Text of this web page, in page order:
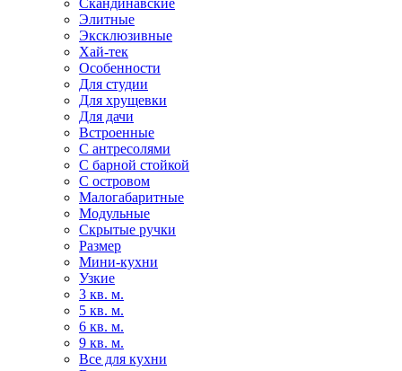
Скандинавские
Элитные
Эксклюзивные
Хай-тек
Особенности
Для студии
Для хрущевки
Для дачи
Встроенные
С антресолями
С барной стойкой
С островом
Малогабаритные
Модульные
Скрытые ручки
Размер
Мини-кухни
Узкие
3 кв. м.
5 кв. м.
6 кв. м.
9 кв. м.
Все для кухни